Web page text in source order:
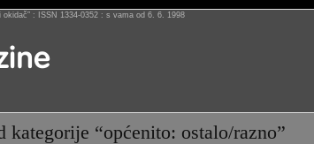
okidač” : ISSN 1334-0352 : s vama od 6. 6. 1998
kategorije “općenito: ostalo/razno”